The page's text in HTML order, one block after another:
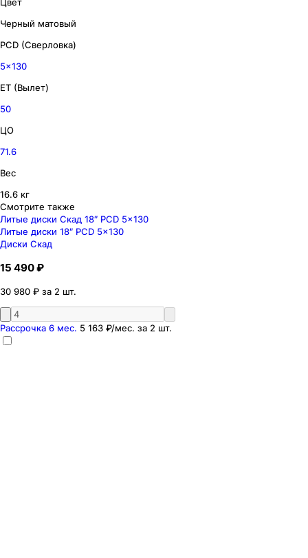
Черный матовый
PCD (Сверловка)
5x130
ET (Вылет)
50
ЦО
71.6
Вес
16.6 кг
Смотрите также
Литые диски Скад 18″ PCD 5x130
Литые диски 18″ PCD 5x130
Диски Скад
15 490 ₽
30 980 ₽ за 2 шт.
Рассрочка 6 мес. 5 163 ₽/мес. за 2 шт.